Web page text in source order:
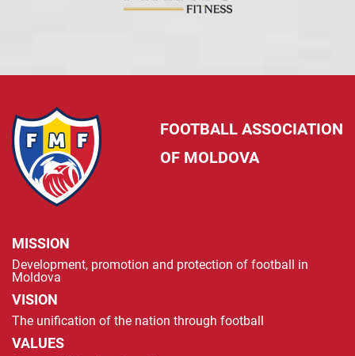
FOOTBALL ASSOCIATION
OF MOLDOVA
MISSION
Development, promotion and protection of football in
Moldova
VISION
The unification of the nation through football
VALUES